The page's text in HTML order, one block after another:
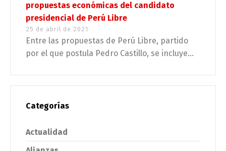
propuestas económicas del candidato
presidencial de Perú Libre
25 de abril de 2021
Entre las propuestas de Perú Libre, partido
por el que postula Pedro Castillo, se incluye...
Categorías
Actualidad